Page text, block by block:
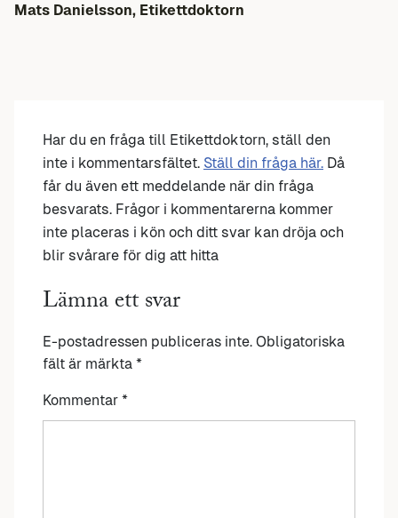
Mats Danielsson, Etikettdoktorn
Har du en fråga till Etikettdoktorn, ställ den
inte i kommentarsfältet. Ställ din fråga här. Då
får du även ett meddelande när din fråga
besvarats. Frågor i kommentarerna kommer
inte placeras i kön och ditt svar kan dröja och
blir svårare för dig att hitta
Lämna ett svar
E-postadressen publiceras inte. Obligatoriska
fält är märkta *
Kommentar *